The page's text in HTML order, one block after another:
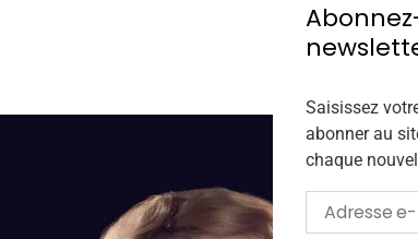
Saisissez
abonner au
chaque